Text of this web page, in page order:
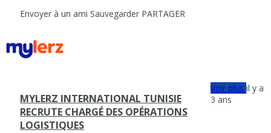
Envoyer à un ami Sauvegarder PARTAGER
MYLERZ INTERNATIONAL TUNISIE
RECRUTE CHARGÉ DES OPÉRATIONS
LOGISTIQUES
Voir plusil y a
3 ans